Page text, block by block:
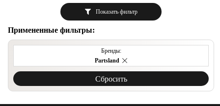
Показать фильтр
Примененные фильтры:
Бренды:
Partsland
Cбросить